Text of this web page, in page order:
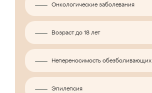
Онкологические заболевания
Возраст до 18 лет
Непереносимость обезболивающих
Эпилепсия